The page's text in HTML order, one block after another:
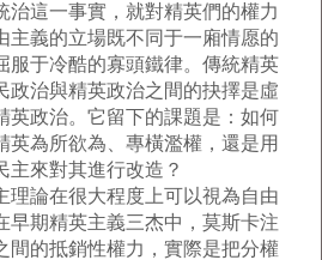
治這一事實，就對精英們的權力
主義的立場既不同于一廂情愿的
服于冷酷的寡頭鐵律。傳統精英
政治與精英政治之間的抉擇是虛
英政治。它留下的課題是：如何
英為所欲為、專橫濫權，還是用
主來對其進行改造？
論在很大程度上可以視為自由
早期精英主義三杰中，莫斯卡注
間的抵銷性權力，實際是把分權